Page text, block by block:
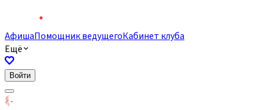
АфишаПомощник ведущегоКабинет клуба
Ещё
Войти